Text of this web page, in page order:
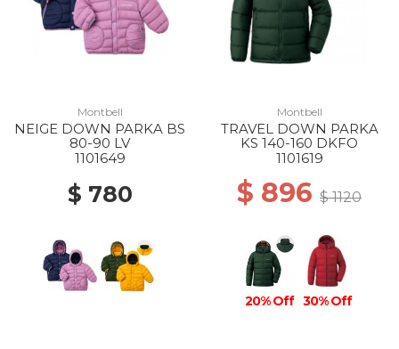
Montbell
NEIGE DOWN PARKA BS
80-90 LV
1101649
$ 780
Montbell
TRAVEL DOWN PARKA
KS 140-160 DKFO
1101619
$ 896 $ 1120
20% Off 30% Off